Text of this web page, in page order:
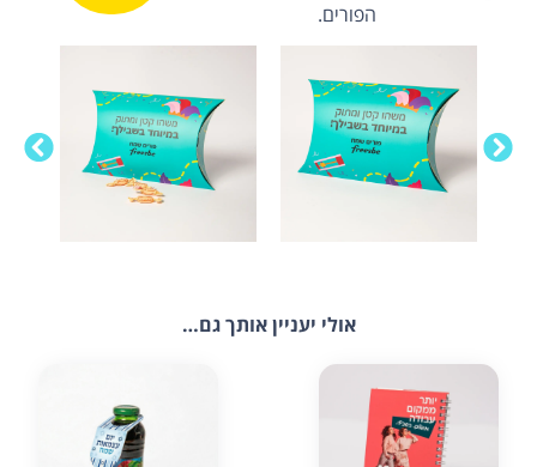
הפורים.
אולי יעניין אותך גם…